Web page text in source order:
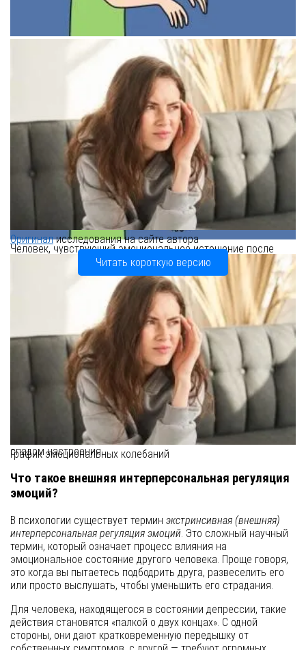
Схема социальной поддержки и психического здоровья
Человек, чувствующий эмоциональное истощение после
График эмоциональных колебаний
Оригиналисследования на сайте автора
Читать короткую версию
Парадокс помощника: двойная природа
заботы о ближнем
Когда мы поддерживаем друга в трудную минуту, мы часто
ощущаем прилив сил. Однако для людей, страдающих от
большого депрессивного расстройства (клинический
диагноз, характеризующийся глубокой и длительной
подавленностью), этот благородный поступок может иметь
скрытую цену. Исследования показывают, что попытки
утешить окружающих создают парадоксальную ситуацию:
мгновенное чувство близости сменяется последующим
спадом настроения.
Что такое внешняя интерперсональная регуляция
эмоций?
В психологии существует термин экстринсивная (внешняя)
интерперсональная регуляция эмоций . Это сложный научный
термин, который означает процесс влияния на
эмоциональное состояние другого человека. Проще говоря,
это когда вы пытаетесь подбодрить друга, развеселить его
или просто выслушать, чтобы уменьшить его страдания.
Для человека, находящегося в состоянии депрессии, такие
действия становятся «палкой о двух концах». С одной
стороны, они дают кратковременную передышку от